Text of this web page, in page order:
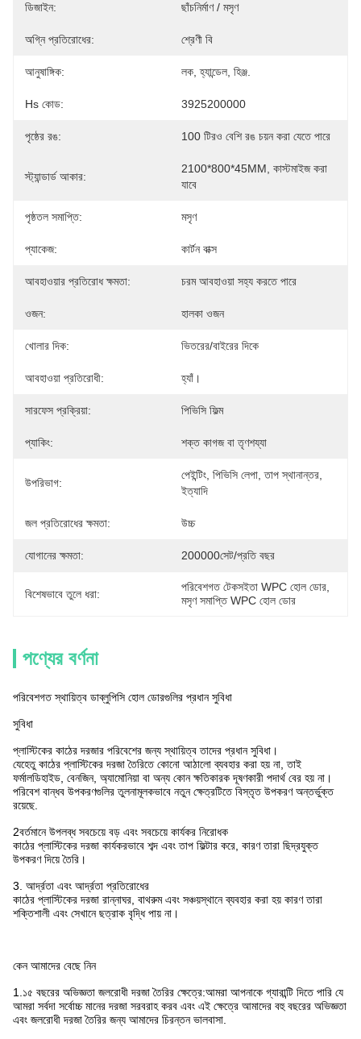
ডিজাইন: ছাঁচনির্মাণ / মসৃণ
অগ্নি প্রতিরোধের: শ্রেণী বি
আনুষাঙ্গিক: লক, হ্যান্ডেল, হিঞ্জ.
Hs কোড: 3925200000
পৃষ্ঠের রঙ: 100 টিরও বেশি রঙ চয়ন করা যেতে পারে
স্ট্যান্ডার্ড আকার:
2100*800*45MM, কাস্টমাইজ করা
যাবে
পৃষ্ঠতল সমাপ্তি: মসৃণ
প্যাকেজ: কার্টন বাক্স
আবহাওয়ার প্রতিরোধ ক্ষমতা: চরম আবহাওয়া সহ্য করতে পারে
ওজন: হালকা ওজন
খোলার দিক: ভিতরের/বাইরের দিকে
আবহাওয়া প্রতিরোধী: হ্যাঁ।
সারফেস প্রক্রিয়া: পিভিসি ফিল্ম
প্যাকিং: শক্ত কাগজ বা তৃণশয্যা
উপরিভাগ:
পেইন্টিং, পিভিসি লেপা, তাপ স্থানান্তর,
ইত্যাদি
জল প্রতিরোধের ক্ষমতা: উচ্চ
যোগানের ক্ষমতা: 200000সেট/প্রতি বছর
বিশেষভাবে তুলে ধরা:
পরিবেশগত টেকসইতা WPC হোল ডোর
মসৃণ সমাপ্তি WPC হোল ডোর
পণ্যের বর্ণনা
পরিবেশগত স্থায়িত্ব ডাব্লুপিসি হোল ডোরগুলির প্রধান সুবিধা
সুবিধা
প্লাস্টিকের কাঠের দরজার পরিবেশের জন্য স্থায়িত্ব তাদের প্রধান সুবিধা।
যেহেতু কাঠের প্লাস্টিকের দরজা তৈরিতে কোনো আঠালো ব্যবহার করা হয় না, তাই
ফর্মালডিহাইড, বেনজিন, অ্যামোনিয়া বা অন্য কোন ক্ষতিকারক দূষণকারী পদার্থ বের হয় না।
পরিবেশ বান্ধব উপকরণগুলির তুলনামূলকভাবে নতুন ক্ষেত্রটিতে বিস্তৃত উপকরণ অন্তর্ভুক্ত
রয়েছে.
2বর্তমানে উপলব্ধ সবচেয়ে বড় এবং সবচেয়ে কার্যকর নিরোধক
কাঠের প্লাস্টিকের দরজা কার্যকরভাবে শব্দ এবং তাপ ফিল্টার করে, কারণ তারা ছিদ্রযুক্ত
উপকরণ দিয়ে তৈরি।
3. আর্দ্রতা এবং আর্দ্রতা প্রতিরোধের
কাঠের প্লাস্টিকের দরজা রান্নাঘর, বাথরুম এবং সঞ্চয়স্থানে ব্যবহার করা হয় কারণ তারা
শক্তিশালী এবং সেখানে ছত্রাক বৃদ্ধি পায় না।
কেন আমাদের বেছে নিন
1.১৫ বছরের অভিজ্ঞতা জলরোধী দরজা তৈরির ক্ষেত্রে:আমরা আপনাকে গ্যারান্টি দিতে পারি যে
আমরা সর্বদা সর্বোচ্চ মানের দরজা সরবরাহ করব এবং এই ক্ষেত্রে আমাদের বহু বছরের অভিজ্ঞতা
এবং জলরোধী দরজা তৈরির জন্য আমাদের চিরন্তন ভালবাসা.